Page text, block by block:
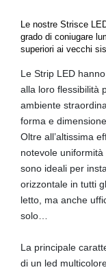
Le nostre Strisce
grado di coniugare
superiori ai vecchi
Le Strip LED
alla loro flessibilità
ambiente
forma e dimensione.
Oltre all’altissima
notevole
sono ideali per
orizzontale in tutti
letto, ma anche
solo…
La principale
di un led